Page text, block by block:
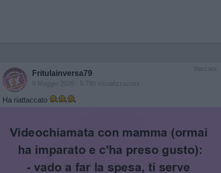
Vaccata
Fritulainversa79
9 Maggio 2020 - 5.780 visualizzazioni
Ha riattaccato